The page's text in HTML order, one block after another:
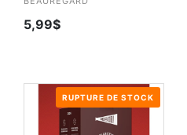
5,99$
RUPTURE DE STOCK